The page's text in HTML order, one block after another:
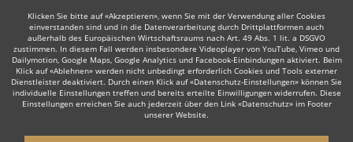
Latin DJane Hochzeits DJ Rock Partystripper
Wie funktioniert's?
Klicken Sie bitte auf «Akzeptieren», wenn Sie mit der Verwendung aller Cookies
einverstanden sind und in die Datenverarbeitung durch Drittplattformen auch
außerhalb des Europäischen Wirtschaftsraums nach Art. 49 Abs. 1 lit. a DSGVO
zustimmen. In diesem Fall werden insbesondere Videoplayer von YouTube, Vimeo und
Dailymotion, Google Maps, Google Analytics und Facebook-Einbindungen aktiviert. Beim
Klick auf «Ablehnen» werden nicht unbedingt erforderlich Cookies und Tools externer
Dienstleister deaktiviert. Durch einen Klick auf «Datenschutz-Einstellungen» können Sie
individuelle Einstellungen treffen und bereits erteilte Einwilligungen widerrufen. Diese
Einstellungen erreichen Sie auch jederzeit über den Link «Datenschutz» im Footer
unserer Website.